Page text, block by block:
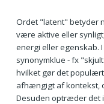
Ordet "latent" betyder
være aktive eller
energi eller egenskab.
synonymklue - fx
hvilket gør det
afhængigt af kontekst,
Desuden optræder det